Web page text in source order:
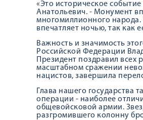
«Это историческое
Анатольевич. - Монумент
многомиллионного народа.
впечатляет ночью, так как
Важность и значимость
Российской Федерации
Президент поздравил всех
масштабном сражении
нацистов, завершила
Глава нашего государства
операции - наиболее
общевойсковой армии.
разгромившего колонну